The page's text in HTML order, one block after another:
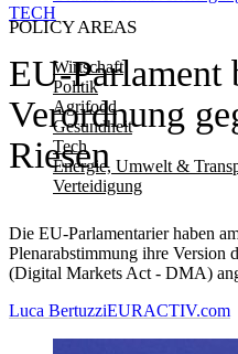
POLICY AREAS
Wirtschaft
Politik
Agrifood
Gesundheit
Tech
Energie, Umwelt &
Verteidigung
EU-Parlament
Verordnung
Riesen
Die EU-Parlamentarier haben
Plenarabstimmung ihre Version
(Digital Markets Act - DMA)
TECH
Luca BertuzziEURACTIV.com